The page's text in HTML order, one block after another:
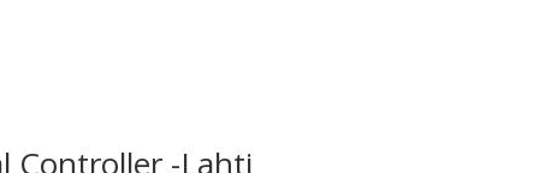
Controller -Lahti